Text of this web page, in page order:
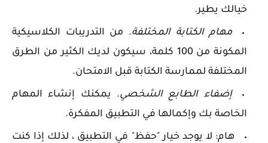
خيالك يطير.
مهام الكتابة المختلفة. من التدريبات الكلاسيكية
المكونة من 100 كلمة، سيكون لديك الكثير من الطرق
المختلفة لممارسة الكتابة قبل الامتحان.
إضفاء الطابع الشخصي. يمكنك إنشاء المهام
الخاصة بك وإكمالها في التطبيق المفكرة.
هام: لا يوجد خيار "حفظ" في التطبيق ، لذلك إذا كنت